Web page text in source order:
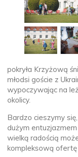
pokryła Krzyżową
młodsi goście z
wypoczywając na
okolicy.
Bardzo cieszymy
dużym
wielką radością
kompleksową ofertę